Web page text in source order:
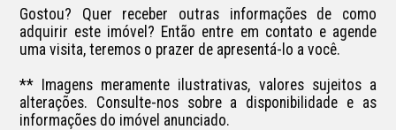
Gostou? Quer receber outras informações de como
adquirir este imóvel? Então entre em contato e agende
uma visita, teremos o prazer de apresentá-lo a você.
** Imagens meramente ilustrativas, valores sujeitos a
alterações. Consulte-nos sobre a disponibilidade e as
informações do imóvel anunciado.